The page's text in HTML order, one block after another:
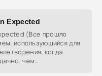
Expected
(Все прошло
использующийся для
когда
чем